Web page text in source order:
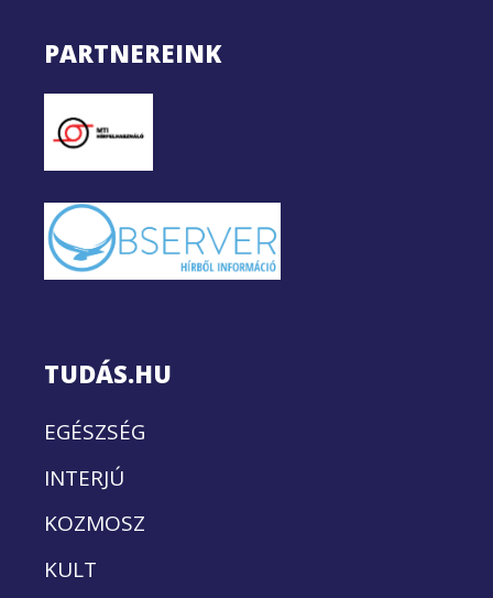
PARTNEREINK
TUDÁS.HU
EGÉSZSÉG
INTERJÚ
KOZMOSZ
KULT